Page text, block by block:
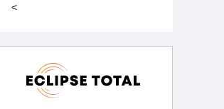
<